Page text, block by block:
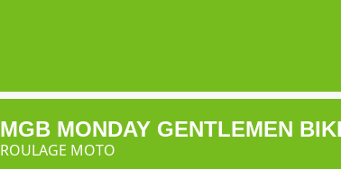
MGB MONDAY GENTLEMEN
ROULAGE MOTO